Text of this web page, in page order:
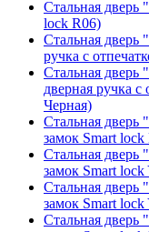
Стальная дверь
lock R06)
Стальная дверь
ручка с
Стальная дверь
дверная ручка
Черная)
Стальная дверь
замок Smart
Стальная дверь
замок Smart lock
Стальная дверь
замок Smart lock
Стальная дверь